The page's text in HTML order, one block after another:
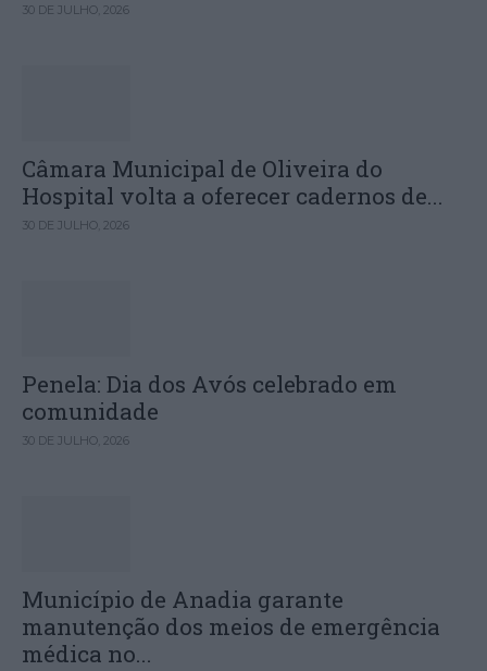
30 DE JULHO, 2026
Câmara Municipal de Oliveira do
Hospital volta a oferecer cadernos de...
30 DE JULHO, 2026
Penela: Dia dos Avós celebrado em
comunidade
30 DE JULHO, 2026
Município de Anadia garante
manutenção dos meios de emergência
médica no...